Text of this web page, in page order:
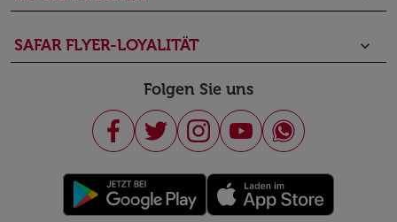
SAFAR FLYER-LOYALITÄT keyboard_arrow_down
Folgen Sie uns